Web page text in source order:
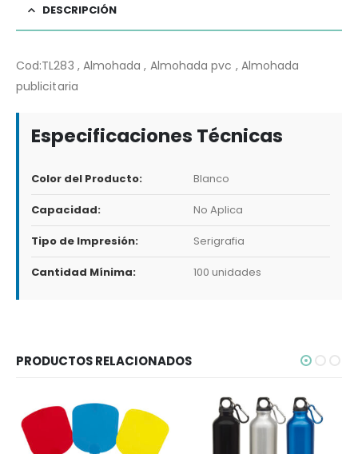
DESCRIPCIÓN
Cod:TL283 , Almohada , Almohada pvc , Almohada
publicitaria
Especificaciones Técnicas
Color del Producto: Blanco
Capacidad: No Aplica
Tipo de Impresión: Serigrafia
Cantidad Mínima: 100 unidades
PRODUCTOS RELACIONADOS